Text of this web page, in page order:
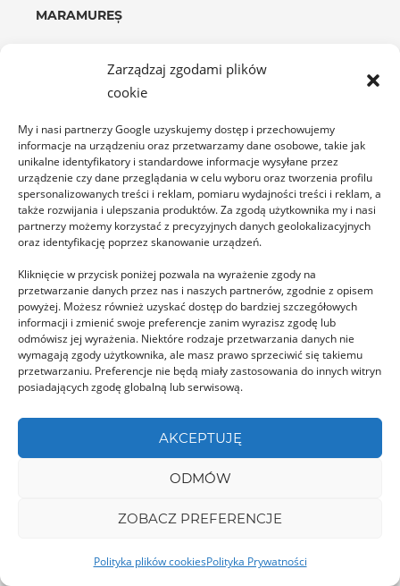
Zarządzaj zgodami plików
cookie
My i nasi partnerzy Google uzyskujemy dostęp i przechowujemy
informacje na urządzeniu oraz przetwarzamy dane osobowe, takie jak
unikalne identyfikatory i standardowe informacje wysyłane przez
urządzenie czy dane przeglądania w celu wyboru oraz tworzenia profilu
spersonalizowanych treści i reklam, pomiaru wydajności treści i reklam, a
także rozwijania i ulepszania produktów. Za zgodą użytkownika my i nasi
partnerzy możemy korzystać z precyzyjnych danych geolokalizacyjnych
oraz identyfikację poprzez skanowanie urządzeń.
Kliknięcie w przycisk poniżej pozwala na wyrażenie zgody na
przetwarzanie danych przez nas i naszych partnerów, zgodnie z opisem
powyżej. Możesz również uzyskać dostęp do bardziej szczegółowych
informacji i zmienić swoje preferencje zanim wyrazisz zgodę lub
odmówisz jej wyrażenia. Niektóre rodzaje przetwarzania danych nie
wymagają zgody użytkownika, ale masz prawo sprzeciwić się takiemu
przetwarzaniu. Preferencje nie będą miały zastosowania do innych witryn
posiadających zgodę globalną lub serwisową.
AKCEPTUJĘ
ODMÓW
ZOBACZ PREFERENCJE
Polityka plików cookiesPolityka Prywatności
MARAMUREȘ
Cerkiew w Lăschia
Nietypową i ciekawą cerkiew w w regionie
Maramureș znajdziemy w wiosce Lăschia, leżącej
w Górach …
MUREȘ
Scara şcolarilor – Schody
Szkolne w Sighisoarze
Schody Szkolne, to niewątpliwie jedno z
najczęściej odwiedzanych miejsc w Sighisoarze.